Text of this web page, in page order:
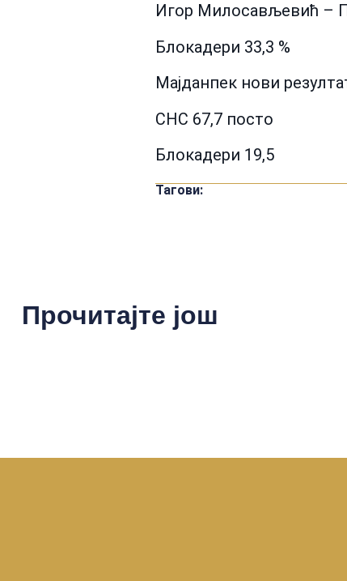
Игор Милосављевић –
Блокадери 33,3 %
Мајданпек нови
СНС 67,7 посто
Блокадери 19,5
Тагови:
Прочитајте још